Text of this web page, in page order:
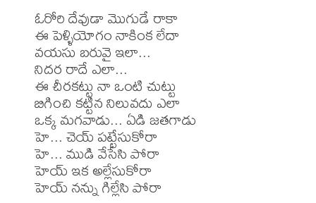
ఓరోరి దేవుడా మొగుడే రాకా
ఈ పెళ్ళియోగం నాకింక లేదా
వయసు బరువై ఇలా...
నిదర రాదే ఎలా...
ఈ చీరకట్టు నా ఒంటి చుట్టు
బిగించి కట్టిన నిలువదు ఎలా
ఒక్క మగవాడు... ఏడి జతగాడు
హె... చెయ్ పట్టేసుకోరా
హె... ముడి వేసేసి పోరా
హెయ్ ఇక అల్లేసుకోరా
హెయ్ నన్ను గిల్లేసి పోరా